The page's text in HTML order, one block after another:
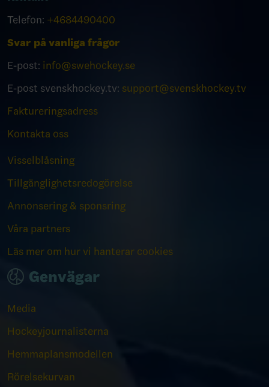
Telefon: +4684490400
Svar på vanliga frågor
E-post: info@swehockey.se
E-post svenskhockey.tv: support@svenskhockey.tv
Faktureringsadress
Kontakta oss
Visselblåsning
Tillgänglighetsredogörelse
Annonsering & sponsring
Våra partners
Läs mer om hur vi hanterar cookies
Genvägar
Media
Hockeyjournalisterna
Hemmaplansmodellen
Rörelsekurvan